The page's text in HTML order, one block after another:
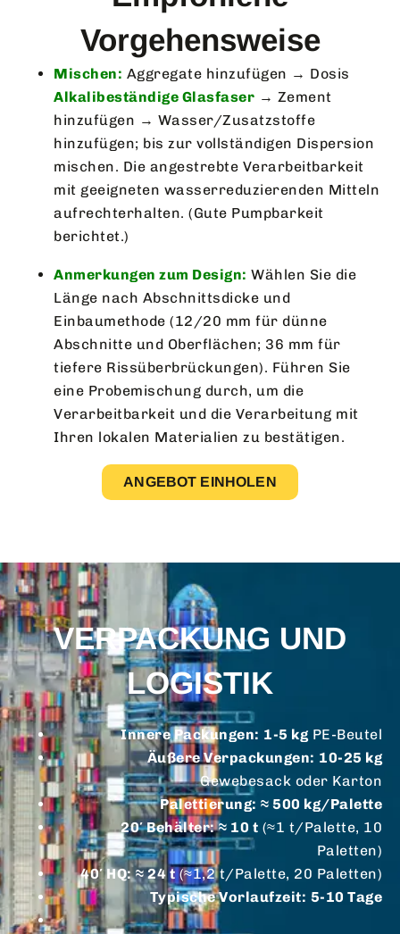
Vorgehensweise
Mischen: Aggregate hinzufügen → Dosis
Alkalibeständige Glasfaser → Zement
hinzufügen → Wasser/Zusatzstoffe
hinzufügen; bis zur vollständigen Dispersion
mischen. Die angestrebte Verarbeitbarkeit
mit geeigneten wasserreduzierenden Mitteln
aufrechterhalten. (Gute Pumpbarkeit
berichtet.)
Anmerkungen zum Design: Wählen Sie die
Länge nach Abschnittsdicke und
Einbaumethode (12/20 mm für dünne
Abschnitte und Oberflächen; 36 mm für
tiefere Rissüberbrückungen). Führen Sie
eine Probemischung durch, um die
Verarbeitbarkeit und die Verarbeitung mit
Ihren lokalen Materialien zu bestätigen.
ANGEBOT EINHOLEN
VERPACKUNG UND
LOGISTIK
Innere Packungen: 1-5 kgPE-Beutel
Äußere Verpackungen: 10-25 kg
Gewebesack oder Karton
Palettierung: ≈ 500 kg/Palette
20′ Behälter: ≈ 10 t (≈1 t/Palette, 10
Paletten)
40′ HQ: ≈ 24 t(≈1,2 t/Palette, 20 Paletten)
Typische Vorlaufzeit: 5-10 Tage